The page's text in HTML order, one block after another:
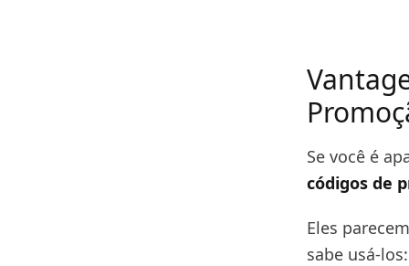
Se você é
códigos de
Eles
sabe usá-